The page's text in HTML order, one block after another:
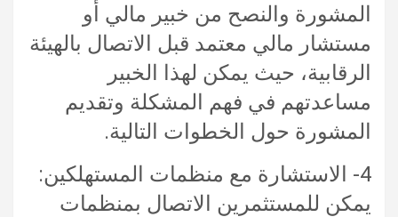
المشورة والنصح من خبير مالي أو
مستشار مالي معتمد قبل الاتصال بالهيئة
الرقابية، حيث يمكن لهذا الخبير
مساعدتهم في فهم المشكلة وتقديم
المشورة حول الخطوات التالية.
4- الاستشارة مع منظمات المستهلكين:
يمكن للمستثمرين الاتصال بمنظمات